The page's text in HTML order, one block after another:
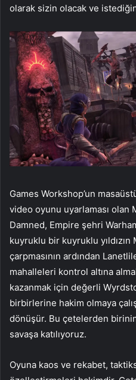
olarak sizin olacak ve
Games Workshop’un
video oyunu uyarlaması olan
Damned, Empire şehri
kuyruklu bir kuyruklu
çarpmasının ardından
mahalleleri kontrol altına
kazanmak için değerli
birbirlerine hakim olmaya
dönüşür. Bu çetelerden
savaşa katılıyoruz.
Oyuna kaos ve rekabet,